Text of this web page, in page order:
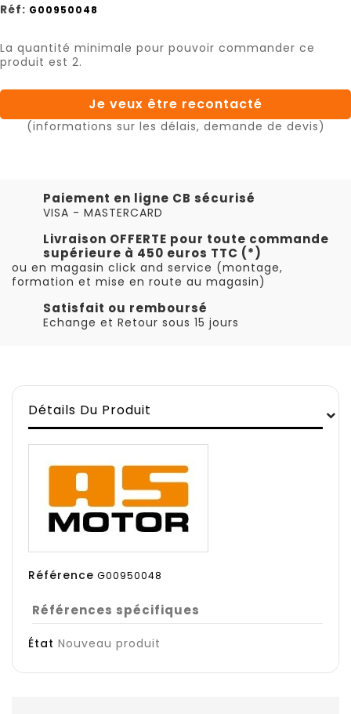
Réf: G00950048
La quantité minimale pour pouvoir commander ce
produit est 2.
Je veux être recontacté
(informations sur les délais, demande de devis)
Paiement en ligne CB sécurisé
VISA - MASTERCARD
Livraison OFFERTE pour toute commande
supérieure à 450 euros TTC (*)
ou en magasin click and service (montage,
formation et mise en route au magasin)
Satisfait ou remboursé
Echange et Retour sous 15 jours
Détails Du Produit
Référence G00950048
Références spécifiques
État Nouveau produit